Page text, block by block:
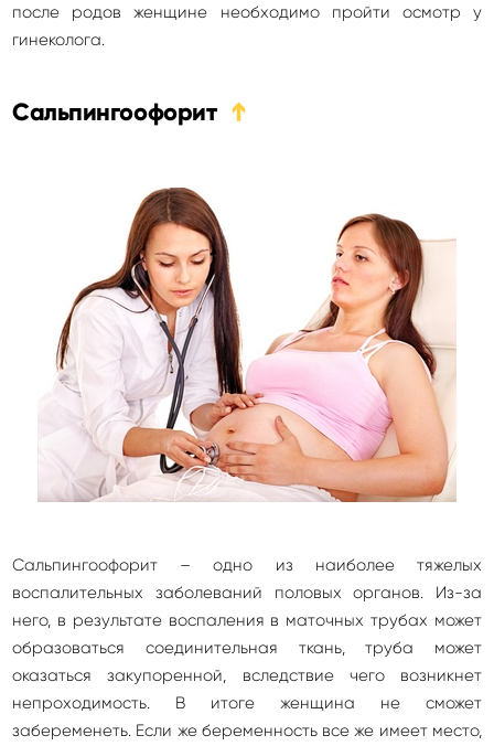
после родов женщине необходимо пройти осмотр у
гинеколога.
Сальпингоофорит ➔
Сальпингоофорит – одно из наиболее тяжелых
воспалительных заболеваний половых органов. Из-за
него, в результате воспаления в маточных трубах может
образоваться соединительная ткань, труба может
оказаться закупоренной, вследствие чего возникнет
непроходимость. В итоге женщина не сможет
забеременеть. Если же беременность все же имеет место,